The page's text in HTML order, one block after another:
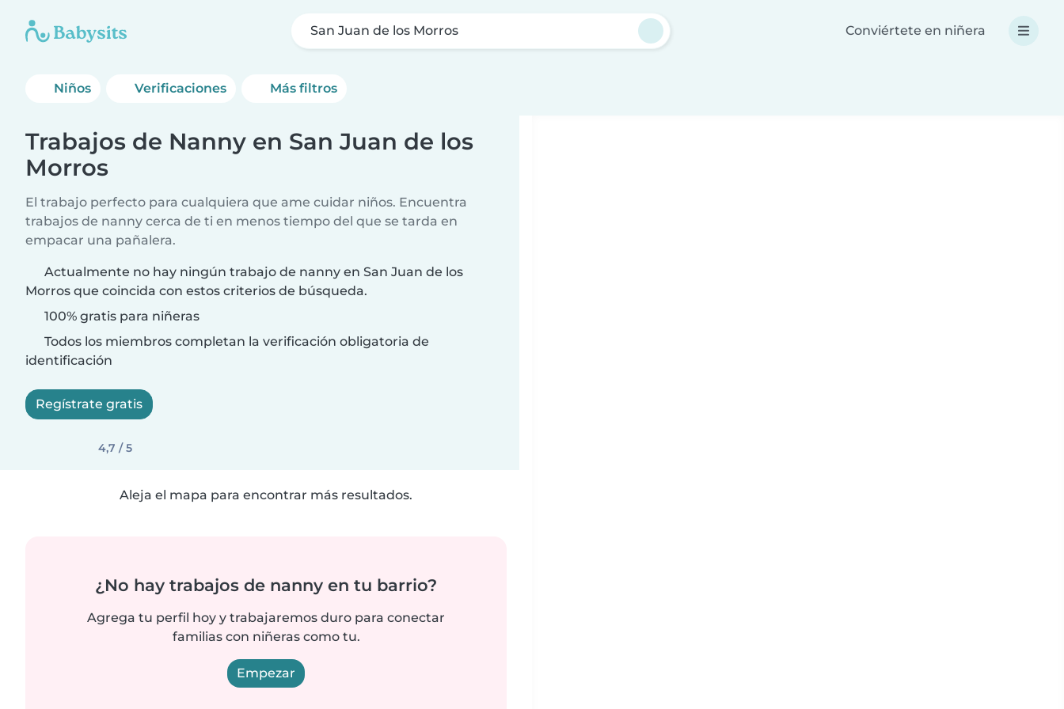
San Juan de los Morros Conviértete en niñera
Niños Verificaciones Más filtros
Trabajos de Nanny en San Juan de los
Morros
El trabajo perfecto para cualquiera que ame cuidar niños. Encuentra
trabajos de nanny cerca de ti en menos tiempo del que se tarda en
empacar una pañalera.
Actualmente no hay ningún trabajo de nanny en San Juan de los
Morros que coincida con estos criterios de búsqueda.
100% gratis para niñeras
Todos los miembros completan la verificación obligatoria de
identificación
Regístrate gratis
4,7 / 5
Aleja el mapa para encontrar más resultados.
¿No hay trabajos de nanny en tu barrio?
Agrega tu perfil hoy y trabajaremos duro para conectar
familias con niñeras como tu.
Empezar